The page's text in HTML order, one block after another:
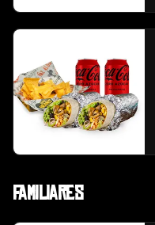
Familiares